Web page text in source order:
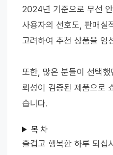
2024년 기준으로 무선
사용자의 선호도, 판매실
고려하여 추천 상품을 엄
또한, 많은 분들이 선택
뢰성이 검증된 제품으로
습니다.
목 차
즐겁고 행복한 하루 되십